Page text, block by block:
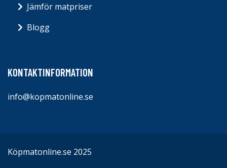
Jämför matpriser
Blogg
KONTAKTINFORMATION
info@kopmatonline.se
Köpmatonline.se 2025